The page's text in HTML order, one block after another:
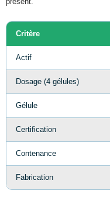
Critère
Actif
Dosage (4 gélules)
Gélule
Certification
Contenance
Fabrication